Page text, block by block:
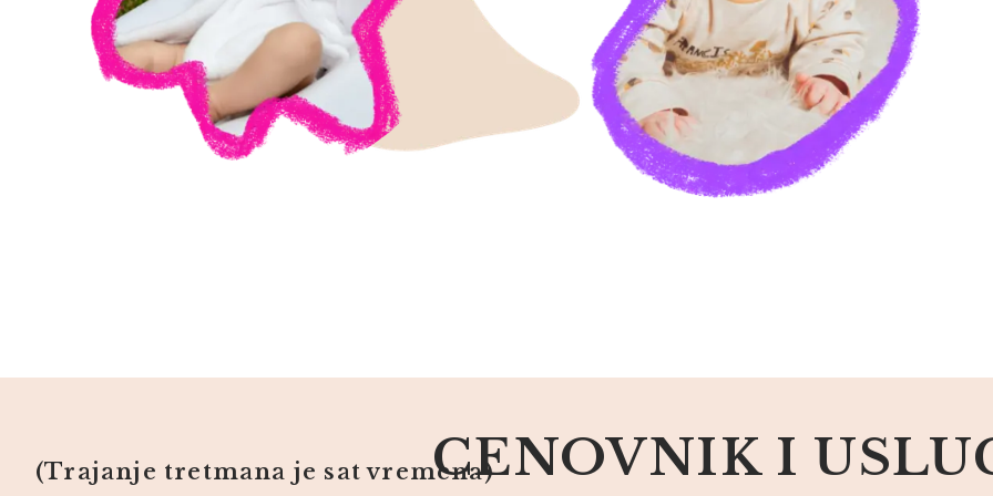
CENOVNIK I
(Trajanje tretmana je sat vremena)